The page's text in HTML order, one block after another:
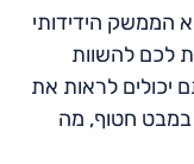
הממשק הידידותי
לכם להשוות
יכולים לראות את
במבט חטוף, מה